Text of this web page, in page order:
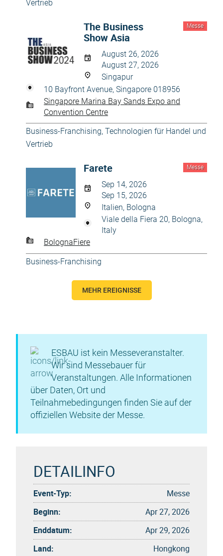
Vertrieb
Messe
The Business
Show Asia
August 26, 2026
August 27, 2026
Singapur
10 Bayfront Avenue, Singapore 018956
Singapore Marina Bay Sands Expo and
Convention Centre
Business-Franchising, Technologien für Handel und
Vertrieb
Messe
Farete
Sep 14, 2026
Sep 15, 2026
Italien, Bologna
Viale della Fiera 20, Bologna,
Italy
BolognaFiere
Business-Franchising
MEHR EREIGNISSE
ESBAU ist kein Messeveranstalter.
Wir sind Messebauer für
Veranstaltungen. Alle Informationen
über Daten, Ort und
Teilnahmebedingungen finden Sie auf der
offiziellen Website der Messe.
DETAILINFO
Event-Typ:
Messe
Beginn:
Apr 27, 2026
Enddatum:
Apr 29, 2026
Land:
Hongkong